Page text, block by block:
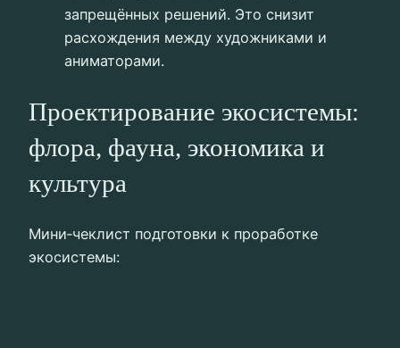
запрещённых решений. Это снизит
расхождения между художниками и
аниматорами.
Проектирование экосистемы:
флора, фауна, экономика и
культура
Мини‑чеклист подготовки к проработке
экосистемы: